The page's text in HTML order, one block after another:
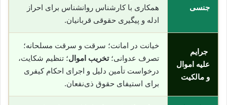
جنسی
همکاری با کارشناس روانشناس برای احراز
ادله و پیگیری حقوقی قربانیان.
جرایم
علیه اموال
و مالکیت
خیانت در امانت؛ سرقت و سرقت مسلحانه؛
تصرف عدوانی؛تخریب اموال؛ تنظیم شکایت،
درخواست تأمین دلیل و اجرای احکام کیفری
برای استیفای حقوق ذی‌نفعان.